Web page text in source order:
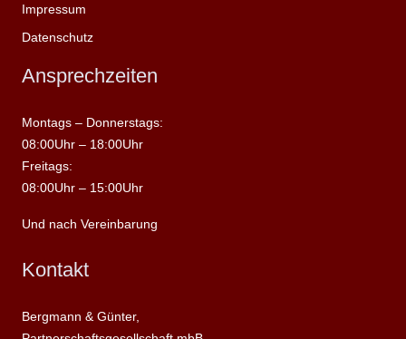
Impressum
Datenschutz
Ansprechzeiten
Montags – Donnerstags:
08:00Uhr – 18:00Uhr
Freitags:
08:00Uhr – 15:00Uhr
Und nach Vereinbarung
Kontakt
Bergmann & Günter,